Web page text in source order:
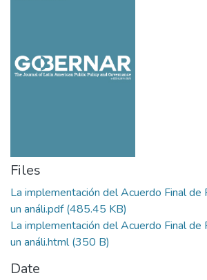
Files
La implementación del Acuerdo Final de
un análi.pdf(485.45 KB)
La implementación del Acuerdo Final de
un análi.html(350 B)
Date